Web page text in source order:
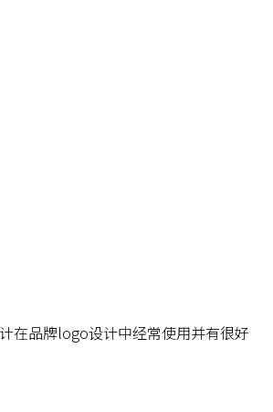
在品牌logo设计中经常使用并有很好
意去区别不同的品牌需求